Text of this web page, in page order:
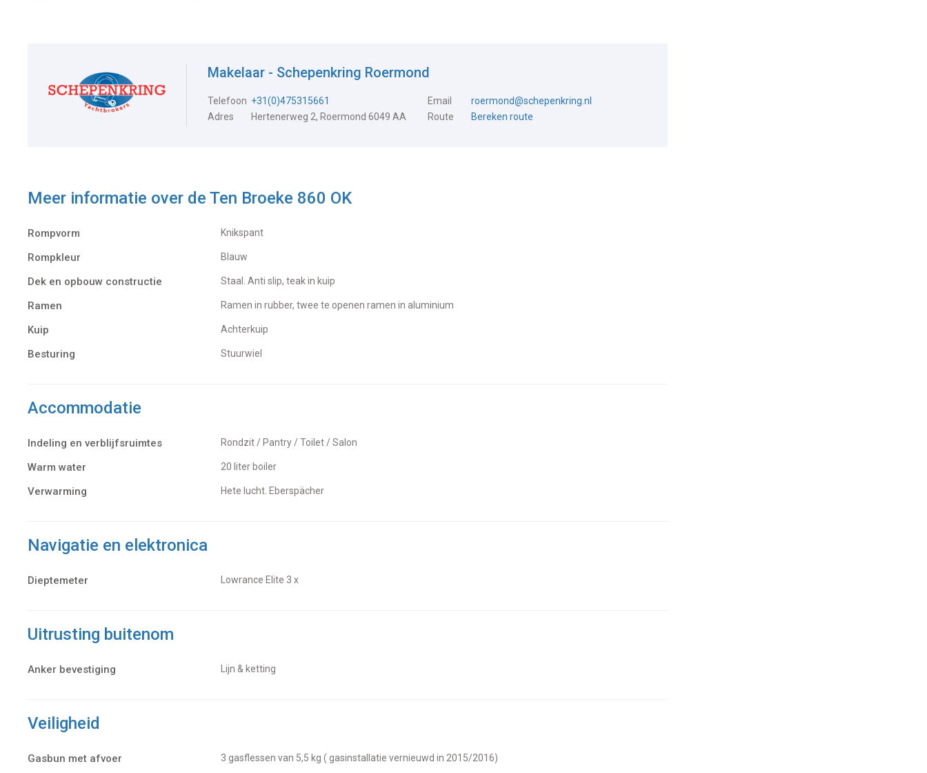
Makelaar - Schepenkring Roermond
Telefoon +31(0)475315661 Email
roermond@schepenkring.nl
Adres
Hertenerweg 2, Roermond 6049 AA Route Bereken route
Meer informatie over de Ten Broeke 860 OK
Rompvorm Knikspant
Rompkleur Blauw
Dek en opbouw constructie Staal. Anti slip, teak in kuip
Ramen Ramen in rubber, twee te openen ramen in aluminium
Kuip Achterkuip
Besturing Stuurwiel
Accommodatie
Indeling en verblijfsruimtes Rondzit / Pantry / Toilet / Salon
Warm water 20 liter boiler
Verwarming hete lucht. Eberspächer
Navigatie en elektronica
Dieptemeter Lowrance Elite 3 x
Uitrusting buitenom
Anker bevestiging Lijn & ketting
Veiligheid
Gasbun met afvoer 3 gasflessen van 5,5 kg ( gasinstallatie vernieuwd in 2015/2016)